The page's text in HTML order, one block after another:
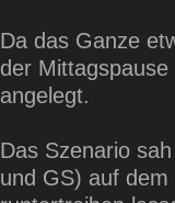
Da das Ganze
der
angelegt.
Das Szenario
und GS) auf